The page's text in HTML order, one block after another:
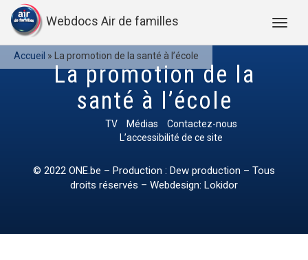
Webdocs Air de familles
Accueil » La promotion de la santé à l’école
La promotion de la
santé à l’école
TV Médias
Contactez-nous
L’accessibilité de ce site
© 2022 ONE.be – Production : Dew production – Tous
droits réservés – Webdesign: Lokidor